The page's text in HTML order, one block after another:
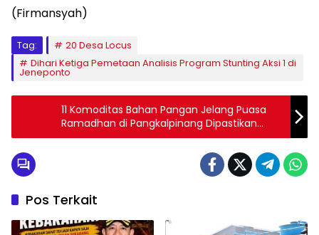
(Firmansyah)
Tag:
20 Desa Locus
Dihari Ketiga Pemetaan Analisis Program Stunting Aksi 1 di
Jeneponto
11 Komoditas Bahan Pangan Jelang Puasa
Ramadhan di Pangkalpinang Dipastikan
Aman
Pos Terkait